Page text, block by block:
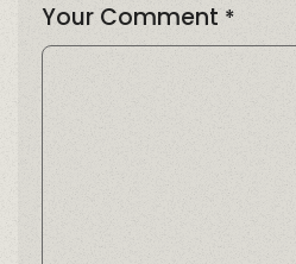
Your Comment *